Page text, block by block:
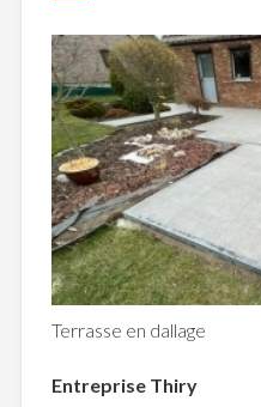
Terrasse en dallage
Entreprise Thiry